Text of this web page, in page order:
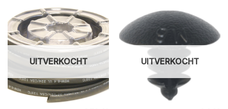
UITVERKOCHT UITVERKOCHT